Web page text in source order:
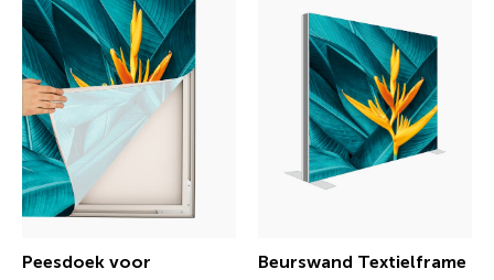
Peesdoek voor
Beurswand Textielframe